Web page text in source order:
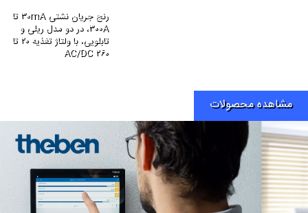
رنج جریان نشتی ۳۰mA تا
۳۰۰A، در دو مدل ریلی و
تابلویی، با ولتاژ تغذیه ۲۰ تا
۲۶۰ AC/DC
مشاهده محصولات